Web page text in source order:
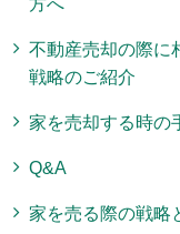
不動産売却の際に
戦略のご紹介
家を売却する時の
Q&A
家を売る際の戦略